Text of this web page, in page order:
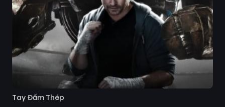
Tay Đấm Thép